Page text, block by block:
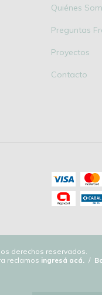
Quiénes
Preguntas
Proyectos
Contacto
derechos reservados.
reclamos ingresá acá. /